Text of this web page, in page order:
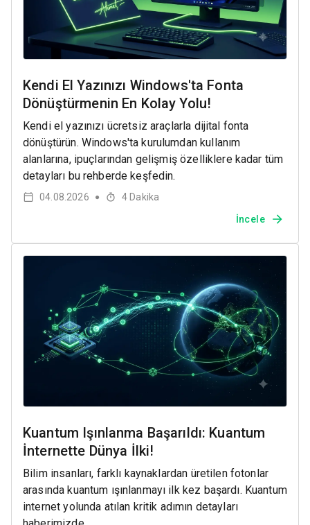
Kendi El Yazınızı Windows'ta Fonta
Dönüştürmenin En Kolay Yolu!
Kendi el yazınızı ücretsiz araçlarla dijital fonta
dönüştürün. Windows'ta kurulumdan kullanım
alanlarına, ipuçlarından gelişmiş özelliklere kadar tüm
detayları bu rehberde keşfedin.
04.08.2026 ● 4 Dakika
İncele
Kuantum Işınlanma Başarıldı: Kuantum
İnternette Dünya İlki!
Bilim insanları, farklı kaynaklardan üretilen fotonlar
arasında kuantum ışınlanmayı ilk kez başardı. Kuantum
internet yolunda atılan kritik adımın detayları